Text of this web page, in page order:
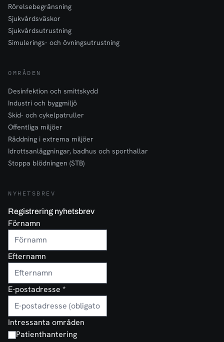
Rörelsebegränsning
Sjukvårdsväskor
Sjukvårdsutrustning
Simulerings- och övningsutrustning
OMRÅDEN
Desinfektion och smittskydd
Industri och byggmiljö
Skid- och cykelpatruller
Offentliga miljöer
Räddning i extrema miljöer
Idrottsanläggningar, badhus och sporthallar
Stoppa blödningen (STB)
NYHETSBREV
Registrering nyhetsbrev
Förnamn
Efternamn
E-postadresse *
Intressanta områden
Patienthantering